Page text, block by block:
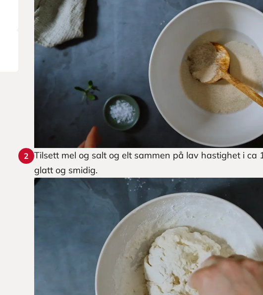
2 Tilsett mel og salt og elt sammen på lav hastighet i ca
glatt og smidig.